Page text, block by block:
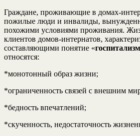
Граждане, проживающие в домах-
пожилые люди и инвалиды,
похожими условиями проживания.
клиентов домов-интернатов,
составляющими понятие «госпитализм
относятся:
*монотонный образ жизни;
*ограниченность связей с внешним
*бедность впечатлений;
*скученность, недостаточность